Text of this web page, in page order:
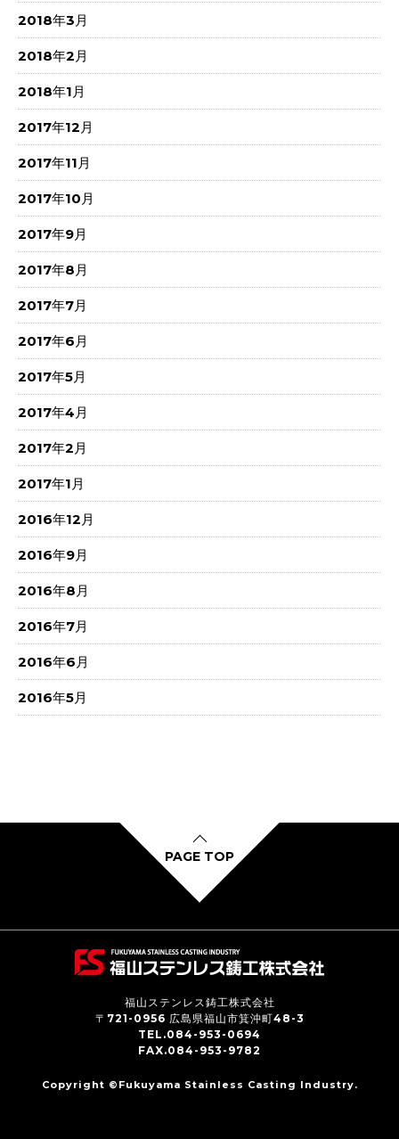
2018年3月
2018年2月
2018年1月
2017年12月
2017年11月
2017年10月
2017年9月
2017年8月
2017年7月
2017年6月
2017年5月
2017年4月
2017年2月
2017年1月
2016年12月
2016年9月
2016年8月
2016年7月
2016年6月
2016年5月
PAGE TOP
福山ステンレス鋳工株式会社
〒721-0956 広島県福山市箕沖町48-3
TEL.084-953-0694
FAX.084-953-9782
Copyright ©Fukuyama Stainless Casting Industry.